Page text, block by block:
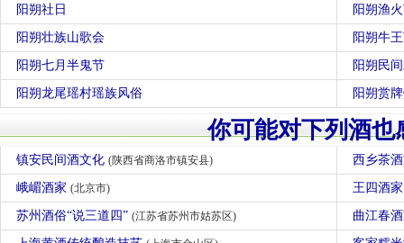
阳朔社日 阳朔渔
阳朔壮族山歌会 阳朔牛
阳朔七月半鬼节 阳朔民
阳朔龙尾瑶村瑶族风俗 阳朔赏
你可能对下列酒也
镇安民间酒文化 (陕西省商洛市镇安县) 西乡茶
峨嵋酒家 (北京市) 王四酒
苏州酒俗“说三道四” (江苏省苏州市姑苏区) 曲江春